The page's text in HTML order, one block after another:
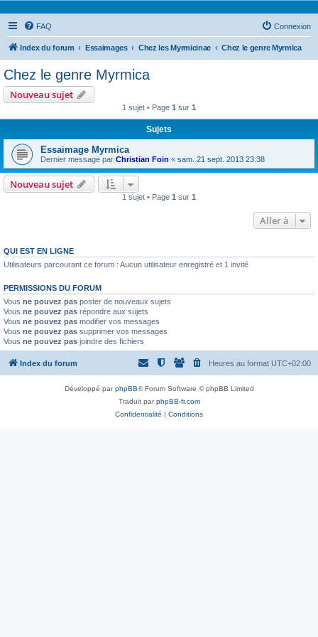
FAQ Connexion
Index du forum Essaimages Chez les Myrmicinae Chez le genre Myrmica
Chez le genre Myrmica
Nouveau sujet
1 sujet • Page 1 sur 1
Sujets
Essaimage Myrmica
Dernier message par Christian Foin « sam. 21 sept. 2013 23:38
Nouveau sujet
1 sujet • Page 1 sur 1
Aller à
QUI EST EN LIGNE
Utilisateurs parcourant ce forum : Aucun utilisateur enregistré et 1 invité
PERMISSIONS DU FORUM
Vous ne pouvez pas poster de nouveaux sujets
Vous ne pouvez pas répondre aux sujets
Vous ne pouvez pas modifier vos messages
Vous ne pouvez pas supprimer vos messages
Vous ne pouvez pas joindre des fichiers
Index du forum Heures au format UTC+02:00
Développé parphpBB® Forum Software © phpBB Limited
Traduit parphpBB-fr.com
Confidentialité | Conditions